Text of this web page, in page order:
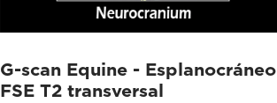
G-scan Equine - Esplanocráneo
FSE T2 transversal